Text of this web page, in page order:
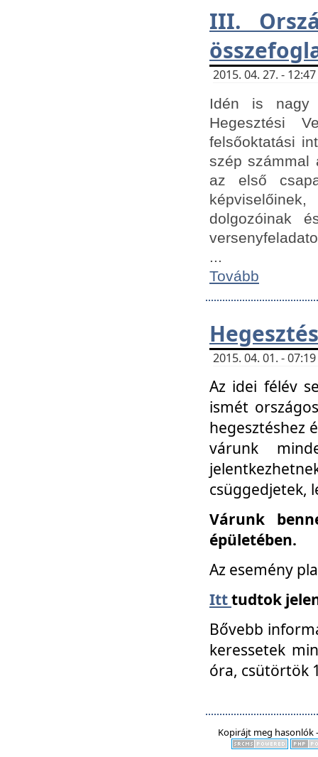
III.
2015. 04. 27. -
Idén is nagy
Hegesztési
felsőoktatási
szép számmal
az első
dolgozóinak
...
Tovább
2015. 04. 01. -
Az idei félév
ismét
hegesztéshez
várunk
csüggedjetek,
Várunk
épületében.
Az esemény
Itttudtok
Bővebb
keressetek
óra, csütörtök
Kopirájt meg hasonlók